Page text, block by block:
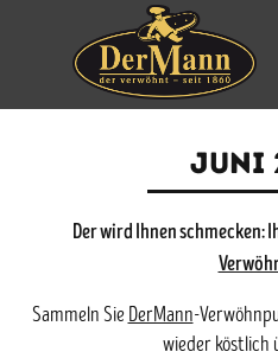
JUNI
Der wird Ihnen schmecken:
Sammeln Sie DerMann-
wieder köstlich